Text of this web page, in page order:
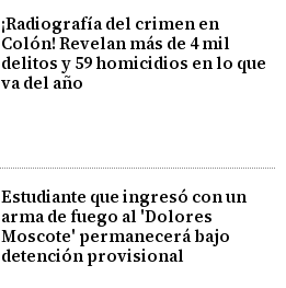
¡Radiografía del crimen en
Colón! Revelan más de 4 mil
delitos y 59 homicidios en lo que
va del año
Estudiante que ingresó con un
arma de fuego al 'Dolores
Moscote' permanecerá bajo
detención provisional